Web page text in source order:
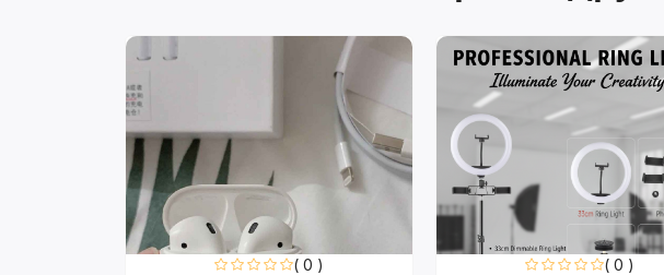
( 0 ) ( 0 )